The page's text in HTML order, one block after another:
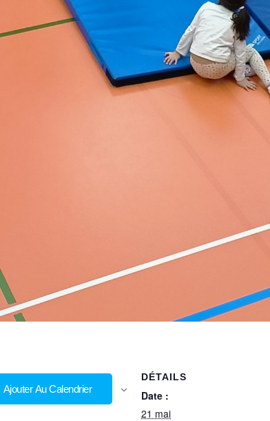
Ajouter Au Calendrier
DÉTAILS
Date :
21 mai